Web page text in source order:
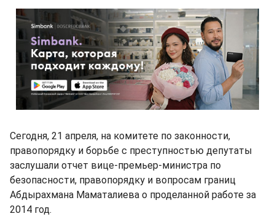
Сегодня, 21 апреля, на комитете по законности,
правопорядку и борьбе с преступностью депутаты
заслушали отчет вице-премьер-министра по
безопасности, правопорядку и вопросам границ
Абдырахмана Маматалиева о проделанной работе за
2014 год.